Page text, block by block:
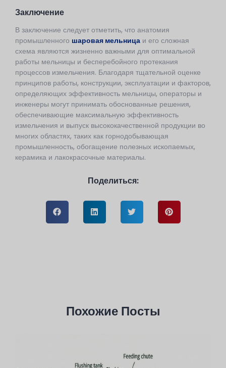
Заключение
В заключение следует отметить, что анатомия
промышленного шаровая мельница и его сложная
схема являются жизненно важными для оптимальной
работы мельницы и бесперебойного протекания
процессов измельчения. Благодаря тщательной оценке
принципов работы, конструкции, эксплуатации и факторов,
определяющих эффективность мельницы, операторы и
инженеры могут принимать обоснованные решения,
обеспечивающие максимальную эффективность
измельчения и выпуск высококачественной продукции во
многих областях, таких как горнодобывающая
промышленность, обогащение полезных ископаемых,
керамика и лакокрасочные материалы.
Поделиться:
Похожие Посты